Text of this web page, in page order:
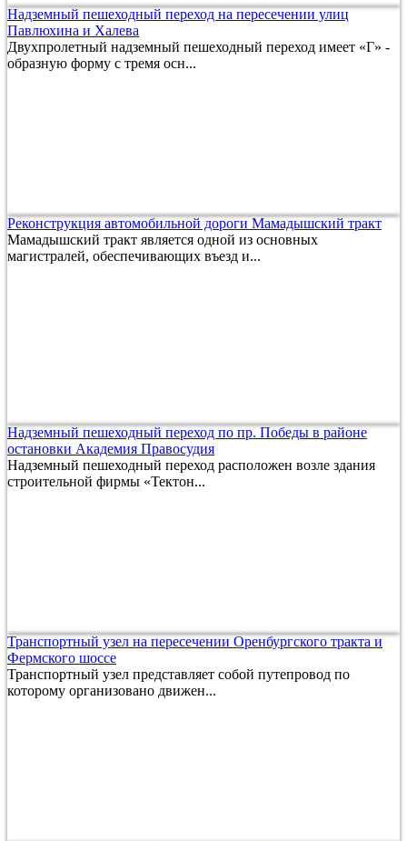
Надземный пешеходный переход на пересечении улиц
Павлюхина и Халева
Двухпролетный надземный пешеходный переход имеет «Г» -
образную форму с тремя осн...
Реконструкция автомобильной дороги Мамадышский тракт
Мамадышский тракт является одной из основных
магистралей, обеспечивающих въезд и...
Надземный пешеходный переход по пр. Победы в районе
остановки Академия Правосудия
Надземный пешеходный переход расположен возле здания
строительной фирмы «Тектон...
Транспортный узел на пересечении Оренбургского тракта и
Фермского шоссе
Транспортный узел представляет собой путепровод по
которому организовано движен...